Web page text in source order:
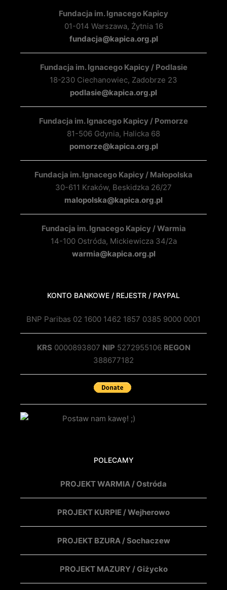
Fundacja im. Ignacego Kapicy
01-014 Warszawa, Żytnia 16
fundacja@kapica.org.pl
Fundacja im. Ignacego Kapicy / Podlasie
18-230 Ciechanowiec, Zadobrze 23
podlasie@kapica.org.pl
Fundacja im. Ignacego Kapicy / Pomorze
81-506 Gdynia, Halicka 68
pomorze@kapica.org.pl
Fundacja im. Ignacego Kapicy / Małopolska
30-611 Kraków, Beskidzka 26/27
malopolska@kapica.org.pl
Fundacja im. Ignacego Kapicy / Warmia
14-100 Ostróda, Mickiewicza 34/2a
warmia@kapica.org.pl
KONTO BANKOWE / REJESTR / PAYPAL
BNP Paribas 02 1600 1462 1857 0385 9000 0001
KRS 0000893807 NIP 5272955106 REGON
388677182
POLECAMY
PROJEKT WARMIA / Ostróda
PROJEKT KURPIE / Wejherowo
PROJEKT BZURA / Sochaczew
PROJEKT MAZURY / Giżycko